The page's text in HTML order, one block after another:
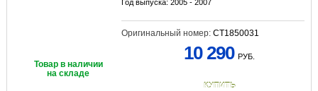
Год выпуска: 2005 - 2007
Оригинальный номер: CT1850031
Товар в наличии
на складе
10 290 РУБ.
КУПИТЬ